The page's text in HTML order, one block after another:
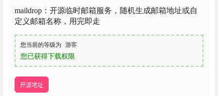
maildrop：开源临时邮箱服务，随机生成邮箱地址或自
定义邮箱名称，用完即走
您当前的等级为 游客
您已获得下载权限
开源地址